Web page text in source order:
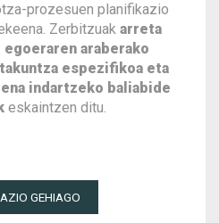
prozesuen planifikazio
Zerbitzuakarreta
araberako
espezifikoa eta
indartzeko baliabide
eskaintzen ditu.
GEHIAGO